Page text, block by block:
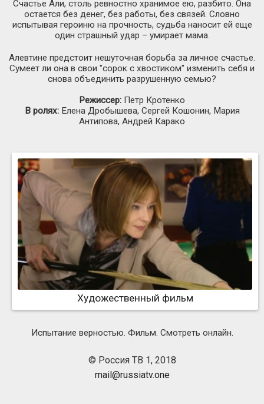
Счастье Али, столь ревностно хранимое ею, разбито. Она
остается без денег, без работы, без связей. Словно
испытывая героиню на прочность, судьба наносит ей еще
один страшный удар – умирает мама.
Алевтине предстоит нешуточная борьба за личное счастье.
Сумеет ли она в свои "сорок с хвостиком" изменить себя и
снова объединить разрушенную семью?
Режиссер: Петр Кротенко
В ролях:Елена Дробышева, Сергей Кошонин, Мария
Антипова, Андрей Карако
Художественный фильм
Испытание верностью. Фильм. Смотреть онлайн.
© Россия ТВ 1, 2018
mail@russiatv.one